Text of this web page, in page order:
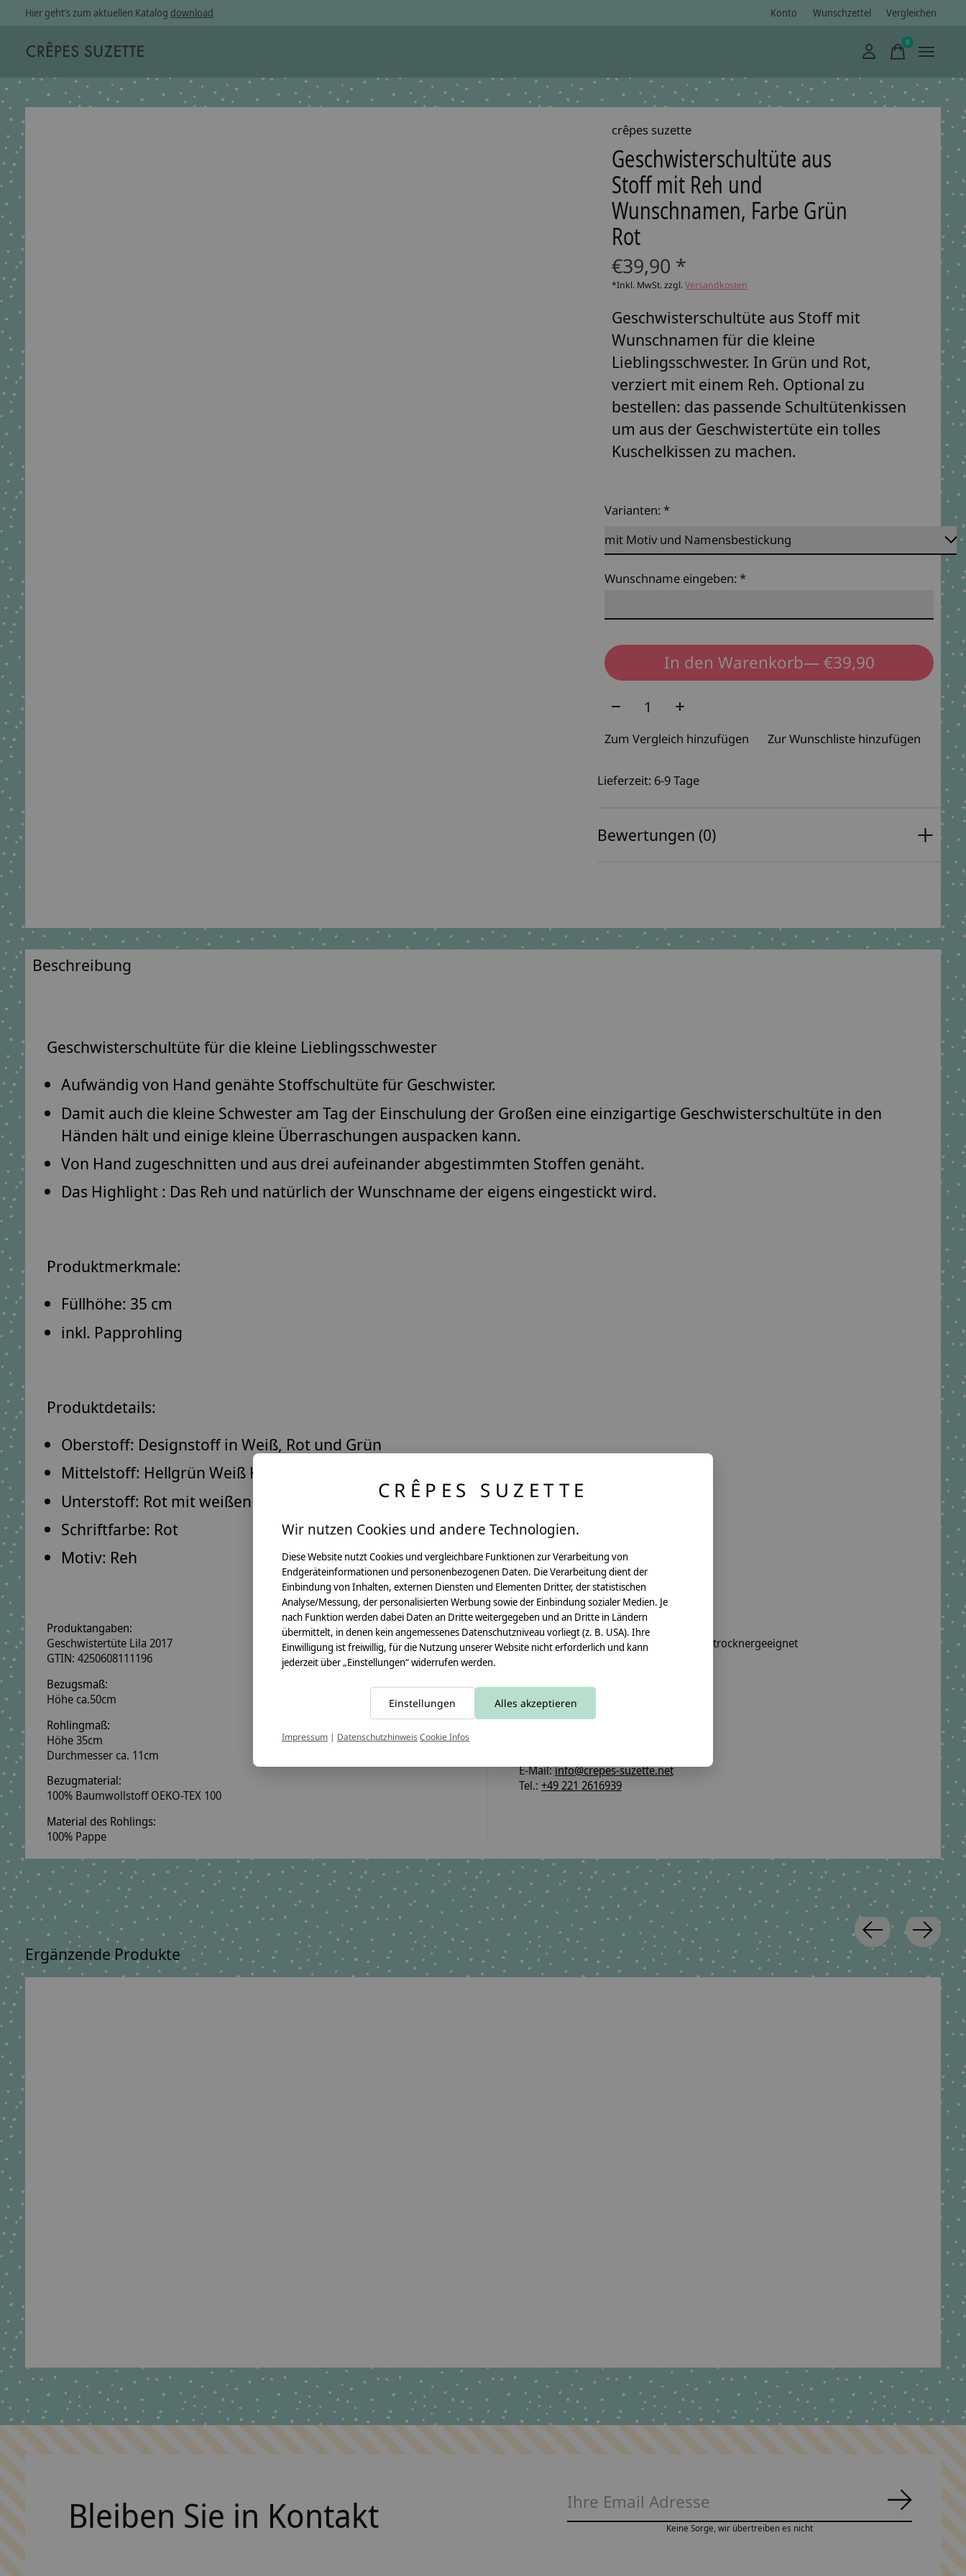
Hier geht’s zum aktuellen Katalog download Konto Wunschzettel Vergleichen
0items
crêpes suzette
Geschwisterschultüte aus
Stoff mit Reh und
Wunschnamen, Farbe Grün
Rot
€39,90 *
*Inkl. MwSt. zzgl.Versandkosten
Geschwisterschultüte aus Stoff mit
Wunschnamen für die kleine
Lieblingsschwester. In Grün und Rot,
verziert mit einem Reh. Optional zu
bestellen: das passende Schultütenkissen
um aus der Geschwistertüte ein tolles
Kuschelkissen zu machen.
Varianten:*
Wunschname eingeben:*
In den Warenkorb
— €39,90
Menge:
Zum Vergleich hinzufügen Zur Wunschliste hinzufügen
Lieferzeit: 6-9 Tage
Bewertungen (0)
Beschreibung
Geschwisterschultüte für die kleine Lieblingsschwester
Aufwändig von Hand genähte Stoffschultüte für Geschwister.
Damit auch die kleine Schwester am Tag der Einschulung der Großen eine einzigartige Geschwisterschultüte in den
Händen hält und einige kleine Überraschungen auspacken kann.
Von Hand zugeschnitten und aus drei aufeinander abgestimmten Stoffen genäht.
Das Highlight : Das Reh und natürlich der Wunschname der eigens eingestickt wird.
Produktmerkmale:
Füllhöhe: 35 cm
inkl. Papprohling
Produktdetails:
Oberstoff: Designstoff in Weiß, Rot und Grün
Mittelstoff: Hellgrün Weiß Karo
Unterstoff: Rot mit weißen Pünktchen
Schriftfarbe: Rot
Motiv: Reh
Produktangaben:
Geschwistertüte Lila 2017
GTIN: 4250608111196
Bezugsmaß:
Höhe ca.50cm
Rohlingmaß:
Höhe 35cm
Durchmesser ca. 11cm
Bezugmaterial:
100% Baumwollstoff OEKO-TEX 100
Material des Rohlings:
100% Pappe
Pflegehinweis:
Waschbar bei 30°C Schonwäsche, nicht trocknergeeignet
Der Papprohling ist nicht waschbar.
Angaben zum Hersteller:
E-Mail:info@crepes-suzette.net
Tel.: +49 221 2616939
Ergänzende Produkte
Bleiben Sie in Kontakt Keine Sorge, wir übertreiben es nicht
CRÊPES SUZETTE
Wir nutzen Cookies und andere Technologien.
Diese Website nutzt Cookies und vergleichbare Funktionen zur Verarbeitung von
Endgeräteinformationen und personenbezogenen Daten. Die Verarbeitung dient der
Einbindung von Inhalten, externen Diensten und Elementen Dritter, der statistischen
Analyse/Messung, der personalisierten Werbung sowie der Einbindung sozialer Medien. Je
nach Funktion werden dabei Daten an Dritte weitergegeben und an Dritte in Ländern
übermittelt, in denen kein angemessenes Datenschutzniveau vorliegt (z. B. USA). Ihre
Einwilligung ist freiwillig, für die Nutzung unserer Website nicht erforderlich und kann
jederzeit über „Einstellungen“ widerrufen werden.
Einstellungen Alles akzeptieren
Impressum | DatenschutzhinweisCookie Infos